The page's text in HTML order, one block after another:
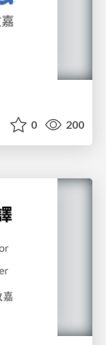
0 200